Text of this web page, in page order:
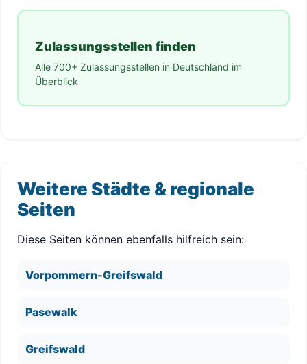
Zulassungsstellen finden
Alle 700+ Zulassungsstellen in Deutschland im
Überblick
Weitere Städte & regionale
Seiten
Diese Seiten können ebenfalls hilfreich sein:
Vorpommern-Greifswald
Pasewalk
Greifswald